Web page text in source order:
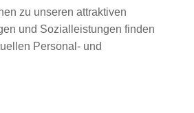
zu unseren attraktiven
und Sozialleistungen finden
Personal- und